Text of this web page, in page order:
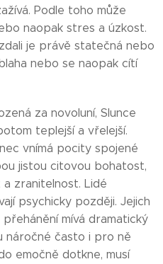
Podle toho může
naopak stres a úzkost.
je právě statečná nebo
nebo se naopak cítí
za novoluní, Slunce
teplejší a vřelejší.
vnímá pocity spojené
jistou citovou bohatost,
zranitelnost. Lidé
psychicky později. Jejich
mívá dramatický
náročné často i pro ně
emočně dotkne, musí